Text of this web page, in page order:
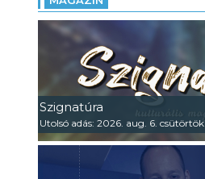
Szignatúra
Utolsó adás: 2026. aug. 6. csütörtök